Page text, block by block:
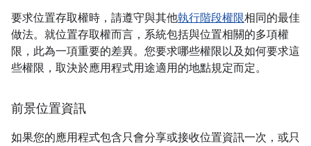
要求位置存取權時，請遵守與其他執行階段權限相同的最佳
做法。就位置存取權而言，系統包括與位置相關的多項權
限，此為一項重要的差異。您要求哪些權限以及如何要求這
些權限，取決於應用程式用途適用的地點規定而定。
前景位置資訊
如果您的應用程式包含只會分享或接收位置資訊一次，或只